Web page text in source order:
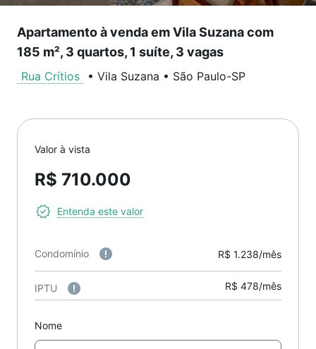
Apartamento à venda em Vila Suzana com
185 m², 3 quartos, 1 suíte, 3 vagas
Rua Crítios • Vila Suzana • São Paulo-SP
Valor à vista
R$ 710.000
Entenda este valor
Condomínio R$ 1.238/mês
IPTU R$ 478/mês
Nome